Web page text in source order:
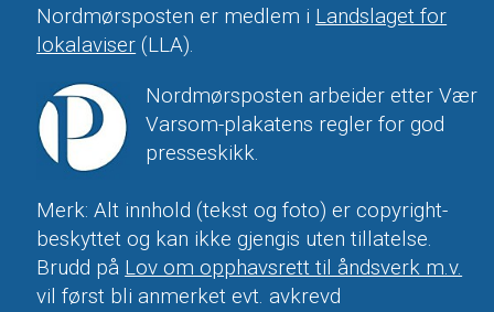
Nordmørsposten er medlem i Landslaget for
lokalaviser (LLA).
Nordmørsposten arbeider etter Vær
Varsom-plakatens regler for god
presseskikk.
Merk: Alt innhold (tekst og foto) er copyright-
beskyttet og kan ikke gjengis uten tillatelse.
Brudd på Lov om opphavsrett til åndsverk m.v.
vil først bli anmerket evt. avkrevd